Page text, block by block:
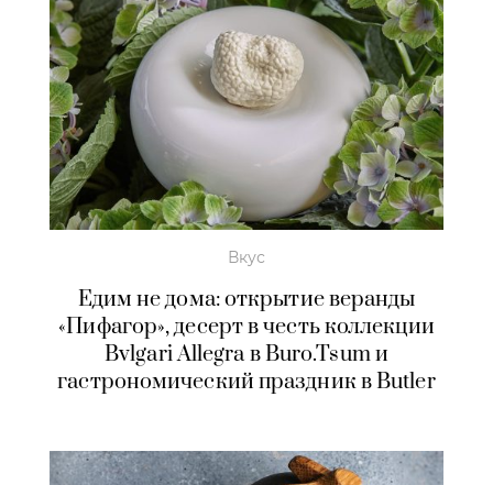
Вкус
Едим не дома: открытие веранды
«Пифагор», десерт в честь коллекции
Bvlgari Allegra в Buro.Tsum и
гастрономический праздник в Butler